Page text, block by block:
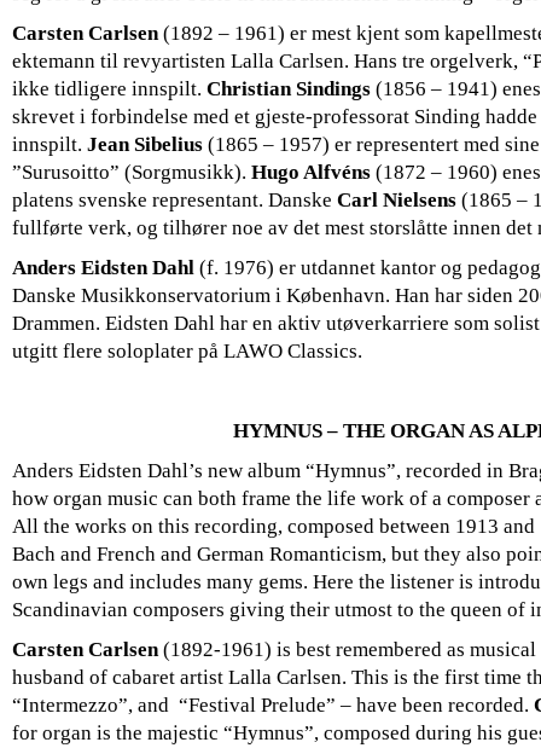
Carsten Carlsen(1892 – 1961) er mest kjent som
ektemann til revyartisten Lalla Carlsen. Hans tre orgelverk,
ikke tidligere innspilt. Christian Sindings (1856 – 1941)
skrevet i forbindelse med et gjeste-professorat Sinding
innspilt. Jean Sibelius (1865 – 1957) er representert med
”Surusoitto” (Sorgmusikk). Hugo Alfvéns (1872 – 1960)
platens svenske representant. Danske Carl Nielsens (1865 –
fullførte verk, og tilhører noe av det mest storslåtte innen
Anders Eidsten Dahl (f. 1976) er utdannet kantor og
Danske Musikkonservatorium i København. Han har siden
Drammen. Eidsten Dahl har en aktiv utøverkarriere som
utgitt flere soloplater på LAWO Classics.
HYMNUS – THE ORGAN AS
Anders Eidsten Dahl’s new album “Hymnus”, recorded in
how organ music can both frame the life work of a composer
All the works on this recording, composed between 1913
Bach and French and German Romanticism, but they also
own legs and includes many gems. Here the listener is
Scandinavian composers giving their utmost to the queen of
Carsten Carlsen(1892-1961) is best remembered as
husband of cabaret artist Lalla Carlsen. This is the first time
“Intermezzo”, and “Festival Prelude” – have been recorded.
for organ is the majestic “Hymnus”, composed during his